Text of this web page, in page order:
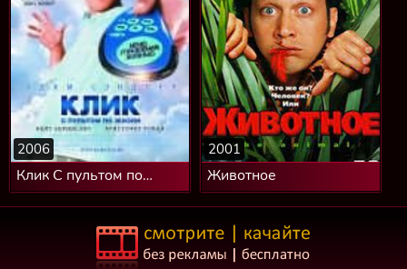
Клик С пультом по
жизни
2006
Животное
2001